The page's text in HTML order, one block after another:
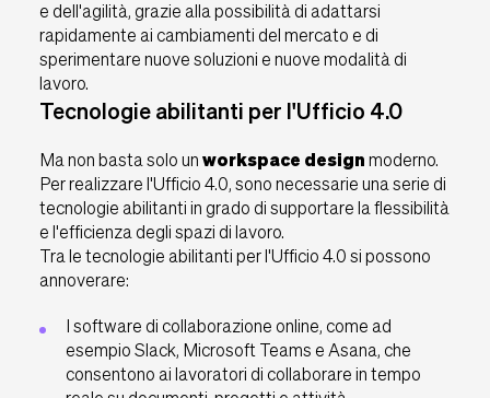
e dell'agilità, grazie alla possibilità di adattarsi
rapidamente ai cambiamenti del mercato e di
sperimentare nuove soluzioni e nuove modalità di
lavoro.
Tecnologie abilitanti per l'Ufficio 4.0
Ma non basta solo un workspace design moderno.
Per realizzare l'Ufficio 4.0, sono necessarie una serie di
tecnologie abilitanti in grado di supportare la flessibilità
e l'efficienza degli spazi di lavoro.
Tra le tecnologie abilitanti per l'Ufficio 4.0 si possono
annoverare:
I software di collaborazione online, come ad
esempio Slack, Microsoft Teams e Asana, che
consentono ai lavoratori di collaborare in tempo